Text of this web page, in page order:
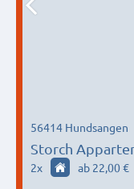
Storch
56414 Hundsangen
2x ab 22,00 €